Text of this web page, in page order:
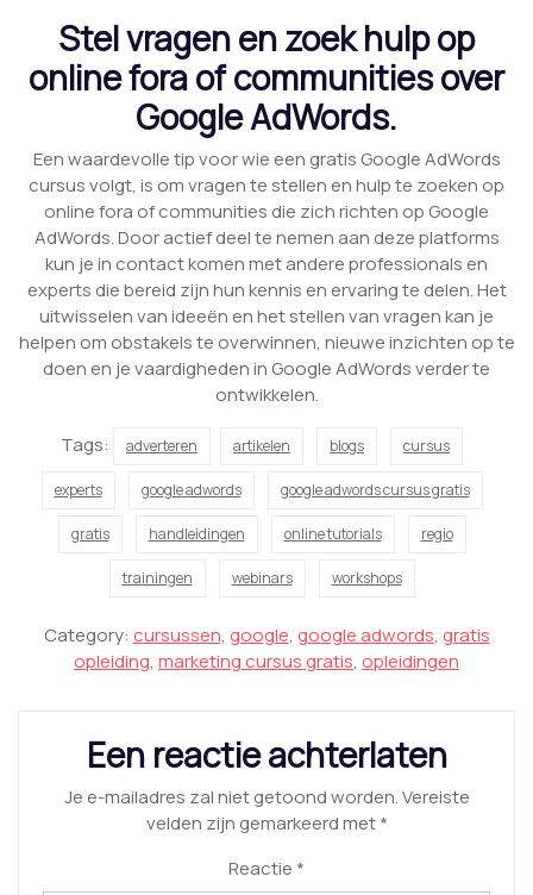
Stel vragen en zoek hulp op
online fora of communities over
Google AdWords.
Een waardevolle tip voor wie een gratis Google AdWords
cursus volgt, is om vragen te stellen en hulp te zoeken op
online fora of communities die zich richten op Google
AdWords. Door actief deel te nemen aan deze platforms
kun je in contact komen met andere professionals en
experts die bereid zijn hun kennis en ervaring te delen. Het
uitwisselen van ideeën en het stellen van vragen kan je
helpen om obstakels te overwinnen, nieuwe inzichten op te
doen en je vaardigheden in Google AdWords verder te
ontwikkelen.
Tags:
adverteren artikelen blogs cursus
experts google adwords google adwords cursus gratis
gratis handleidingen online tutorials regio
trainingen webinars workshops
Category: cursussen, google, google adwords, gratis
opleiding, marketing cursus gratis, opleidingen
Een reactie achterlaten
Je e-mailadres zal niet getoond worden.Vereiste
velden zijn gemarkeerd met*
Reactie *